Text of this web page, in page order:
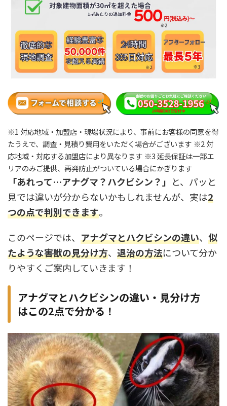
※1 対応地域・加盟店・現場状況により、事前にお客様の同意を得
たうえで、調査・見積り費用をいただく場合がございます ※2 対
応地域・対応する加盟店により異なります ※3 延長保証は一部エ
リアのみご提供、再発防止がついている場合にかぎります
「あれって…アナグマ？ハクビシン？」 と、パッと
見では違いが分からないかもしれませんが、 実は2
つの点で判別できます。
このページでは、 アナグマとハクビシンの違い、 似
たような害獣の見分け方、 退治の方法について分か
りやすくご案内していきます！
アナグマとハクビシンの違い・見分け方
はこの2点で分かる！